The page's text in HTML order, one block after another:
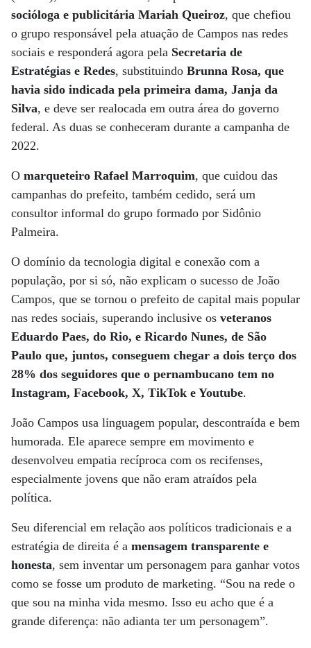
socióloga e publicitária Mariah Queiroz, que chefiou
o grupo responsável pela atuação de Campos nas redes
sociais e responderá agora pela Secretaria de
Estratégias e Redes, substituindo Brunna Rosa, que
havia sido indicada pela primeira dama, Janja da
Silva, e deve ser realocada em outra área do governo
federal. As duas se conheceram durante a campanha de
2022.
O marqueteiro Rafael Marroquim, que cuidou das
campanhas do prefeito, também cedido, será um
consultor informal do grupo formado por Sidônio
Palmeira.
O domínio da tecnologia digital e conexão com a
população, por si só, não explicam o sucesso de João
Campos, que se tornou o prefeito de capital mais popular
nas redes sociais, superando inclusive os veteranos
Eduardo Paes, do Rio, e Ricardo Nunes, de São
Paulo que, juntos, conseguem chegar a dois terço dos
28% dos seguidores que o pernambucano tem no
Instagram, Facebook, X, TikTok e Youtube.
João Campos usa linguagem popular, descontraída e bem
humorada. Ele aparece sempre em movimento e
desenvolveu empatia recíproca com os recifenses,
especialmente jovens que não eram atraídos pela
política.
Seu diferencial em relação aos políticos tradicionais e a
estratégia de direita é a mensagem transparente e
honesta, sem inventar um personagem para ganhar votos
como se fosse um produto de marketing. “Sou na rede o
que sou na minha vida mesmo. Isso eu acho que é a
grande diferença: não adianta ter um personagem”.